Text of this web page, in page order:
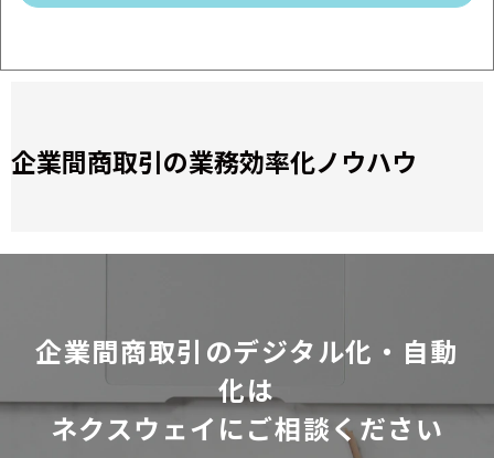
企業間商取引の業務効率化ノウハウ
企業間商取引のデジタル化・自動
化は
ネクスウェイにご相談ください